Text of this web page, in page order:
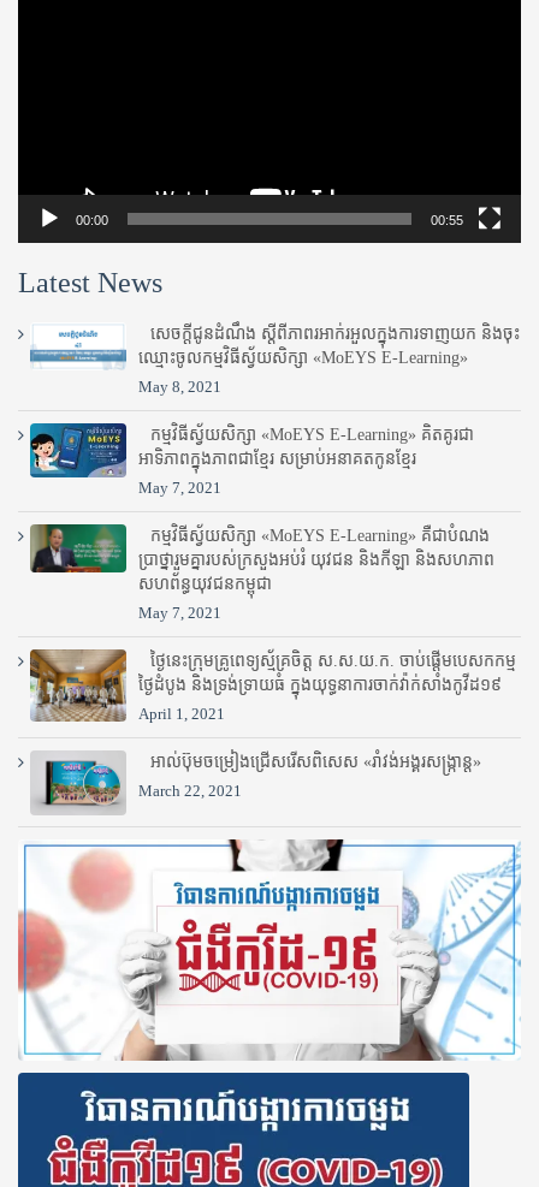
00:00 00:55
Latest News
សេចក្តីជូនដំណឹង ស្តី​ពីភាព​រអាក់រអួល​ក្នុងការ​ទាញ​យក និង​ចុះ​
ឈ្មោះ​ចូល​កម្មវិធី​ស្វ័យសិក្សា «MoEYS E-Learning»
May 8, 2021
កម្មវិធីស្វ័យសិក្សា «MoEYS E-Learning» គិតគូរជា
អាទិភាពក្នុងភាពជាខ្មែរ សម្រាប់អនាគតកូនខ្មែរ
May 7, 2021
កម្មវិធីស្វ័យសិក្សា «MoEYS E-Learning» គឺជាបំណង
ប្រាថ្នារួមគ្នារបស់ក្រសួងអប់រំ​ យុវជន និងកីឡា និងសហភាព
សហព័ន្ធយុវជនកម្ពុជា
May 7, 2021
ថ្ងៃនេះក្រុមគ្រូពេទ្យស្ម័គ្រចិត្ត ស.ស.យ.ក. ចាប់ផ្តើមបេសកកម្ម
ថ្ងៃដំបូង និងទ្រង់ទ្រាយធំ ក្នុងយុទ្ធនាការចាក់វ៉ាក់សាំងកូវីដ១៩
April 1, 2021
អាល់ប៊ុមចម្រៀងជ្រើសរើសពិសេស «រាំវង់អង្គរសង្ក្រាន្ត»
March 22, 2021